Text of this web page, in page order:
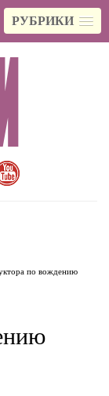
РУБРИКИ
по вождению